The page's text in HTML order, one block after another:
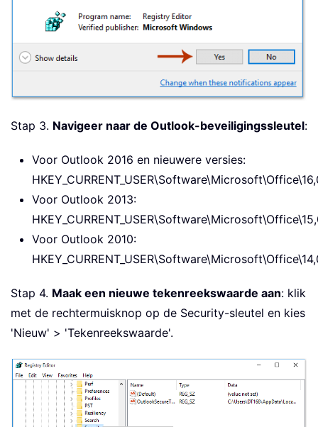
Stap 3. Navigeer naar de Outlook-beveiligingssleutel:
Voor Outlook 2016 en nieuwere versies:
Voor Outlook 2013:
Voor Outlook 2010:
Stap 4. Maak een nieuwe tekenreekswaarde aan: klik
met de rechtermuisknop op de Security-sleutel en kies
'Nieuw' > 'Tekenreekswaarde'.